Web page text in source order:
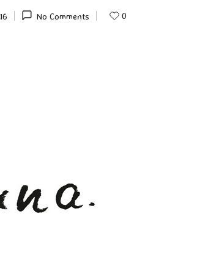
No Comments 0